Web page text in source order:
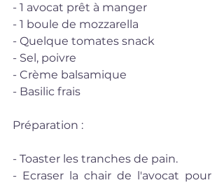
- 1 avocat prêt à manger
- 1 boule de mozzarella
- Quelque tomates snack
- Sel, poivre
- Crème balsamique
- Basilic frais
Préparation :
- Toaster les tranches de pain.
- Ecraser la chair de l'avocat pour